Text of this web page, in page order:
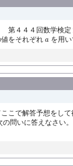
第４４４回数学検
をそれぞれ a
aを用い
こで解答予想をし
の問いに答えなさい